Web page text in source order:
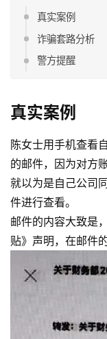
真实案例
诈骗套路分析
警方提醒
真实案例
陈女士用手机查看
的邮件，因为对方
就以为是自己公司
件进行查看。
邮件的内容大致是
贴》声明，在邮件